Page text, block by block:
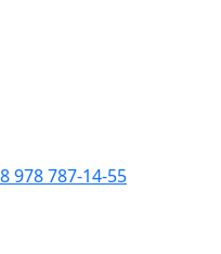
8 978 787-14-55